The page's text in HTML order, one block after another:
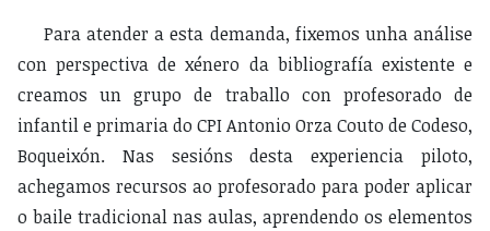
Para atender a esta demanda, fixemos unha análise
con perspectiva de xénero da bibliografía existente e
creamos un grupo de traballo con profesorado de
infantil e primaria do CPI Antonio Orza Couto de Codeso,
Boqueixón. Nas sesións desta experiencia piloto,
achegamos recursos ao profesorado para poder aplicar
o baile tradicional nas aulas, aprendendo os elementos